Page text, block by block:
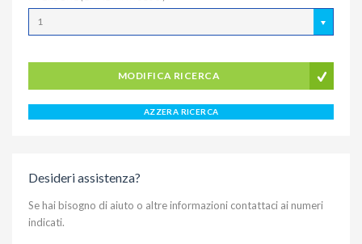
1
MODIFICA RICERCA
AZZERA RICERCA
Desideri assistenza?
Se hai bisogno di aiuto o altre informazioni contattaci ai numeri
indicati.